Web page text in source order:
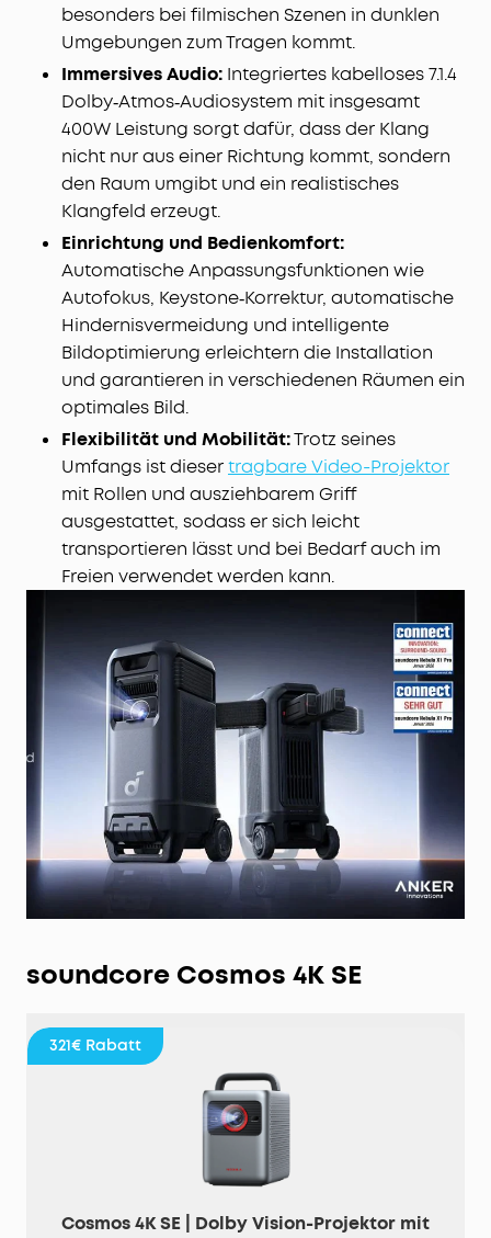
besonders bei filmischen Szenen in dunklen
Umgebungen zum Tragen kommt.
Immersives Audio: Integriertes kabelloses 7.1.4
Dolby‑Atmos‑Audiosystem mit insgesamt
400W Leistung sorgt dafür, dass der Klang
nicht nur aus einer Richtung kommt, sondern
den Raum umgibt und ein realistisches
Klangfeld erzeugt.
Einrichtung und Bedienkomfort:
Automatische Anpassungsfunktionen wie
Autofokus, Keystone‑Korrektur, automatische
Hindernisvermeidung und intelligente
Bildoptimierung erleichtern die Installation
und garantieren in verschiedenen Räumen ein
optimales Bild.
Flexibilität und Mobilität:Trotz seines
Umfangs ist diesertragbare Video-Projektor
mit Rollen und ausziehbarem Griff
ausgestattet, sodass er sich leicht
transportieren lässt und bei Bedarf auch im
Freien verwendet werden kann.
soundcore Cosmos 4K SE
321€ Rabatt
Cosmos 4K SE | Dolby Vision-Projektor mit